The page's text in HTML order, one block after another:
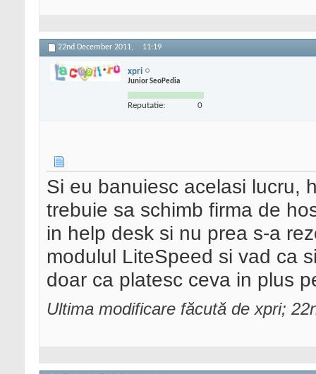
22nd December 2011, 11:19
xpri
Junior SeoPedia
Reputatie: 0
Si eu banuiesc acelasi lucru,
trebuie sa schimb firma de
in help desk si nu prea s-a
modulul LiteSpeed si vad ca
doar ca platesc ceva in plus
Ultima modificare făcută de xpri;